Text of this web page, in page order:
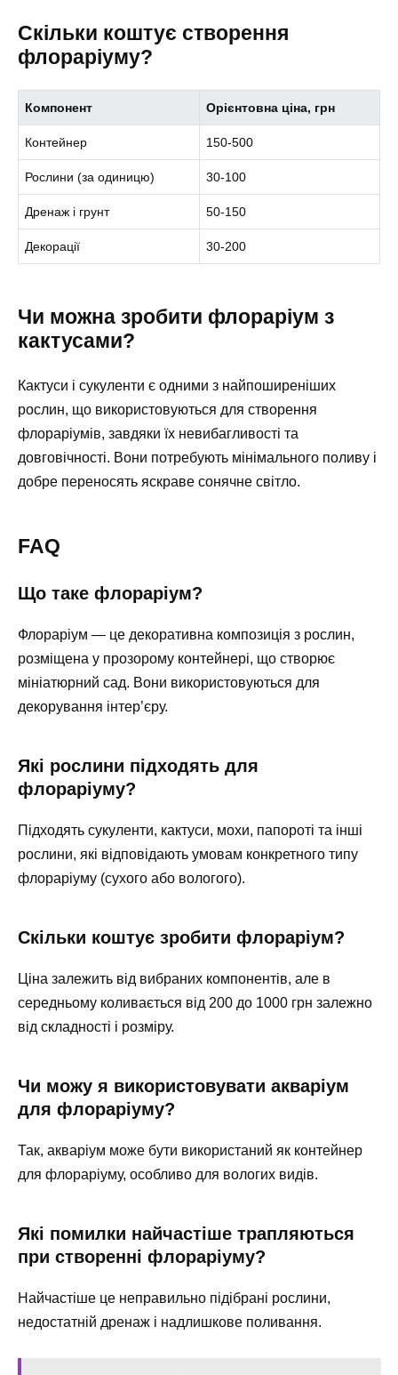
Скільки коштує створення
флораріуму?
Компонент Орієнтовна ціна, грн
Контейнер 150-500
Рослини (за одиницю) 30-100
Дренаж і грунт 50-150
Декорації 30-200
Чи можна зробити флораріум з
кактусами?
Кактуси і сукуленти є одними з найпоширеніших
рослин, що використовуються для створення
флораріумів, завдяки їх невибагливості та
довговічності. Вони потребують мінімального поливу і
добре переносять яскраве сонячне світло.
FAQ
Що таке флораріум?
Флораріум — це декоративна композиція з рослин,
розміщена у прозорому контейнері, що створює
мініатюрний сад. Вони використовуються для
декорування інтер’єру.
Які рослини підходять для
флораріуму?
Підходять сукуленти, кактуси, мохи, папороті та інші
рослини, які відповідають умовам конкретного типу
флораріуму (сухого або вологого).
Скільки коштує зробити флораріум?
Ціна залежить від вибраних компонентів, але в
середньому коливається від 200 до 1000 грн залежно
від складності і розміру.
Чи можу я використовувати акваріум
для флораріуму?
Так, акваріум може бути використаний як контейнер
для флораріуму, особливо для вологих видів.
Які помилки найчастіше трапляються
при створенні флораріуму?
Найчастіше це неправильно підібрані рослини,
недостатній дренаж і надлишкове поливання.